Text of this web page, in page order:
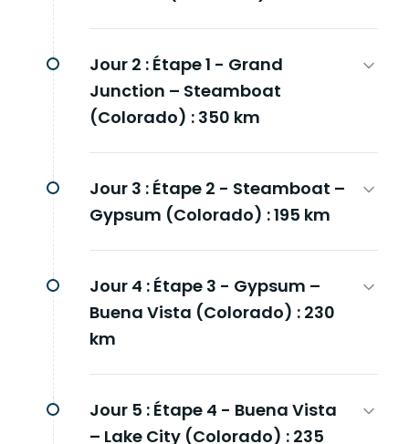
Jour 2 : Étape 1 - Grand
Junction – Steamboat
(Colorado) : 350 km
Jour 3 : Étape 2 - Steamboat –
Gypsum (Colorado) : 195 km
Jour 4 : Étape 3 - Gypsum –
Buena Vista (Colorado) : 230
km
Jour 5 : Étape 4 - Buena Vista
– Lake City (Colorado) : 235